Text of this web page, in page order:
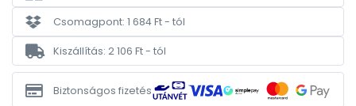
Csomagpont: 1 684 Ft - tól
Kiszállítás: 2 106 Ft - tól
Biztonságos fizetés